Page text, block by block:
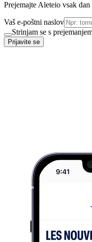
Prejemajte Aleteio vsak dan
Vaš e-poštni naslov
Strinjam se s
Prijavite se